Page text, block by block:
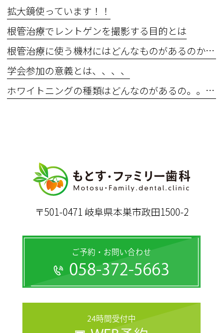
拡大鏡使っています！！
根管治療でレントゲンを撮影する目的とは
根管治療に使う機材にはどんなものがあるのか？？
学会参加の意義とは、、、、
ホワイトニングの種類はどんなのがあるの。。。？
〒501-0471 岐阜県本巣市政田1500-2
ご予約・お問い合わせ
058-372-5663
24時間受付中